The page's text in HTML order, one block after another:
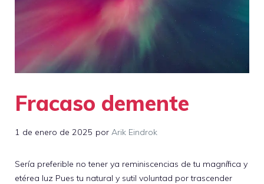
Fracaso demente
1 de enero de 2025 por Arik Eindrok
Sería preferible no tener ya reminiscencias de tu magnífica y
etérea luz Pues tu natural y sutil voluntad por trascender